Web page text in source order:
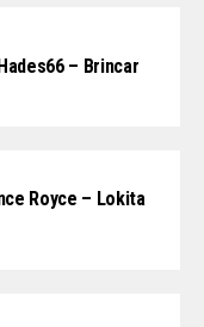
– Brincar
Royce – Lokita